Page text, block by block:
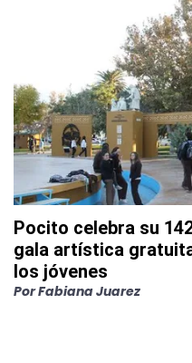
Pocito celebra su
gala artística
los jóvenes
PorFabiana Juarez